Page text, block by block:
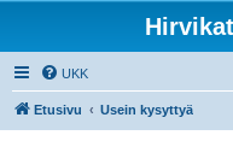
UKK
Etusivu Usein kysyttyä